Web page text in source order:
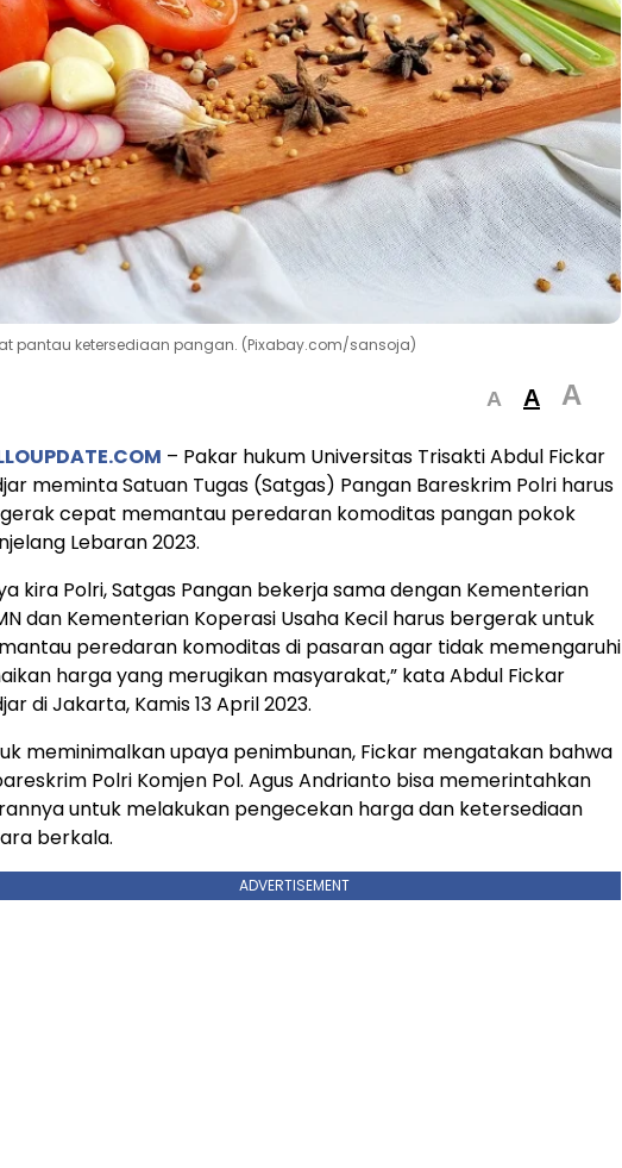
pantau ketersediaan pangan. (Pixabay.com/sansoja)
A A A
– Pakar hukum Universitas Trisakti Abdul Fickar
meminta Satuan Tugas (Satgas) Pangan Bareskrim Polri harus
cepat memantau peredaran komoditas pangan pokok
Lebaran 2023.
kira Polri, Satgas Pangan bekerja sama dengan Kementerian
dan Kementerian Koperasi Usaha Kecil harus bergerak untuk
peredaran komoditas di pasaran agar tidak memengaruhi
harga yang merugikan masyarakat,” kata Abdul Fickar
di Jakarta, Kamis 13 April 2023.
meminimalkan upaya penimbunan, Fickar mengatakan bahwa
Polri Komjen Pol. Agus Andrianto bisa memerintahkan
untuk melakukan pengecekan harga dan ketersediaan
berkala.
ADVERTISEMENT